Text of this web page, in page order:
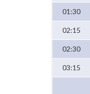
01:30
02:15
02:30
03:15